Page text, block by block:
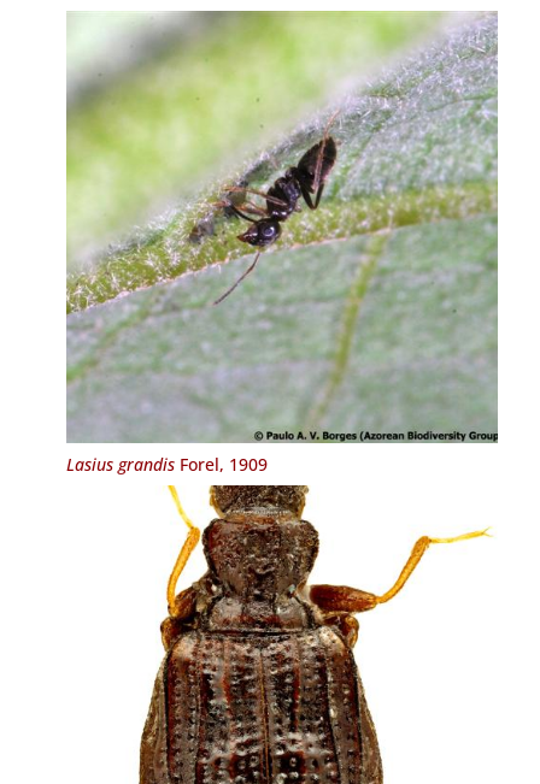
Lasius grandisForel, 1909